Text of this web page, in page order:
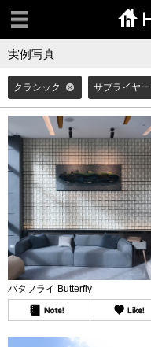
実例写真
クラシック サプライヤー
バタフライ Butterfly